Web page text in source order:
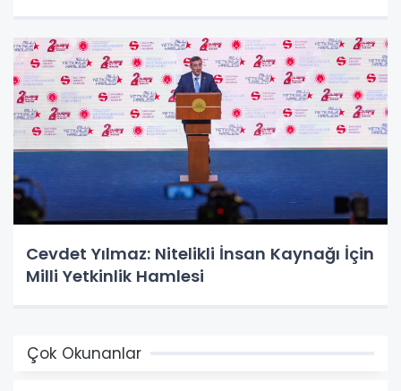
Cevdet Yılmaz: Nitelikli İnsan Kaynağı İçin
Milli Yetkinlik Hamlesi
Çok Okunanlar